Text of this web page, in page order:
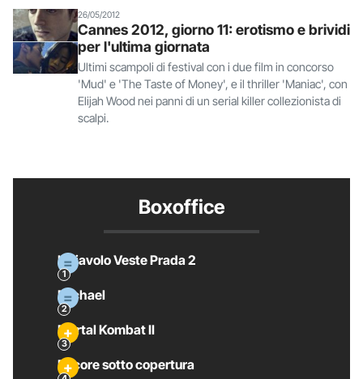
26/05/2012
Cannes 2012, giorno 11: erotismo e brividi
per l'ultima giornata
Ultimi scampoli di festival con i due film in concorso
'Mud' e 'The Taste of Money', e il thriller 'Maniac', con
Elijah Wood nei panni di un serial killer collezionista di
scalpi.
Boxoffice
Il Diavolo Veste Prada 2
Michael
Mortal Kombat II
Pecore sotto copertura